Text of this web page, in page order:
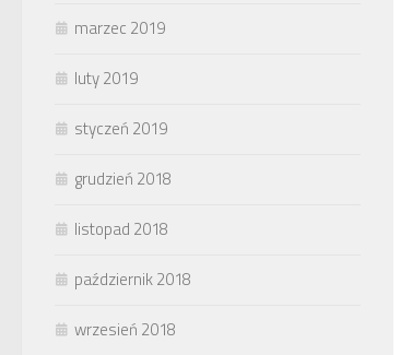
marzec 2019
luty 2019
styczeń 2019
grudzień 2018
listopad 2018
październik 2018
wrzesień 2018